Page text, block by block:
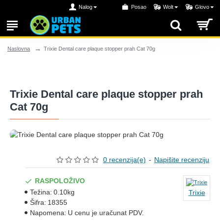
Nalog Posao Wolt Glovo
Naslovna Trixie Dental care plaque stopper prah Cat 70g
Trixie Dental care plaque stopper prah
Cat 70g
0 recenzija(e) - Napišite recenziju
RASPOLOŽIVO
Težina: 0.10kg
Šifra: 18355
Napomena: U cenu je uračunat PDV.
Trixie